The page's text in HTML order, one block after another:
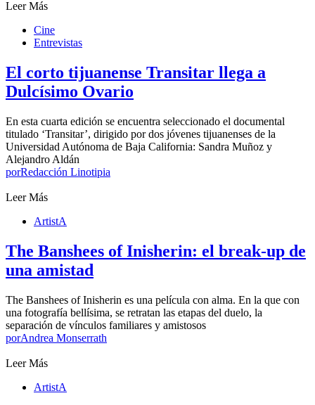
Leer Más
Cine
Entrevistas
El corto tijuanense Transitar llega a
Dulcísimo Ovario
En esta cuarta edición se encuentra seleccionado el documental
titulado ‘Transitar’, dirigido por dos jóvenes tijuanenses de la
Universidad Autónoma de Baja California: Sandra Muñoz y
Alejandro Aldán
porRedacción Linotipia
Leer Más
ArtistA
The Banshees of Inisherin: el break-up de
una amistad
The Banshees of Inisherin es una película con alma. En la que con
una fotografía bellísima, se retratan las etapas del duelo, la
separación de vínculos familiares y amistosos
porAndrea Monserrath
Leer Más
ArtistA